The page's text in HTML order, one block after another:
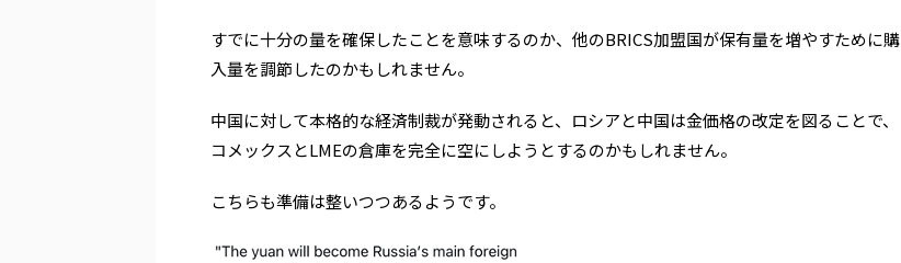
すでに十分の量を確保したことを意味するのか、他のBRICS加盟国が保有量を増やすために購
入量を調節したのかもしれません。
中国に対して本格的な経済制裁が発動されると、ロシアと中国は金価格の改定を図ることで、
コメックスとLMEの倉庫を完全に空にしようとするのかもしれません。
こちらも準備は整いつつあるようです。